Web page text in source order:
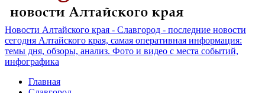
Новости Алтайского края - Славгород - последние новости
сегодня Алтайского края, самая оперативная информация:
темы дня, обзоры, анализ. Фото и видео с места событий,
инфографика
Главная